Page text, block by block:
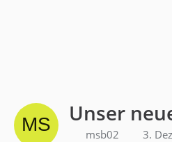
Unser
msb02 3.